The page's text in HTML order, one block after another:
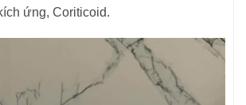
ứng, Coriticoid.